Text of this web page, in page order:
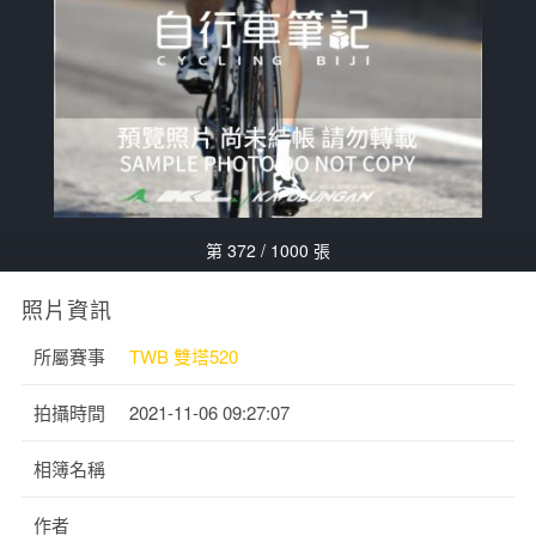
第 372 / 1000 張
照片資訊
所屬賽事 TWB 雙塔520
拍攝時間 2021-11-06 09:27:07
相簿名稱
作者